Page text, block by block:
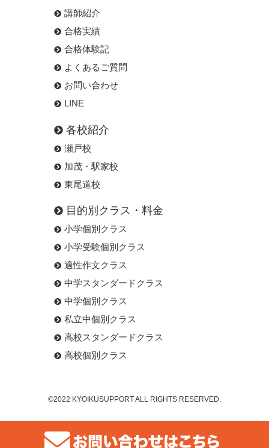
講師紹介
合格実績
合格体験記
よくあるご質問
お問い合わせ
LINE
各校紹介
瀬戸校
加茂・駅家校
東尾道校
目的別クラス・料金
小学個別クラス
小学受験個別クラス
適性作文クラス
中学スタンダードクラス
中学個別クラス
私立中個別クラス
高校スタンダードクラス
高校個別クラス
©2022 KYOIKUSUPPORT ALL RIGHTS RESERVED.